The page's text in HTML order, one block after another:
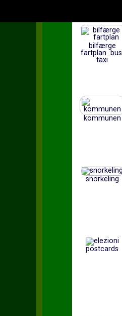
bilfærge
fartplan bus
taxi
kommunen
snorkeling
postcards